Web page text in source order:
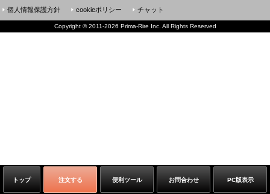
トップ 注文する 便利ツール お問合わせ PC版表示
個人情報保護方針
cookieポリシー チャット
Copyright ©2011-2026 Prima-Rire Inc. All Rights Reserved